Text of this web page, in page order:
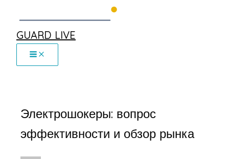
GUARD LIVE
Электрошокеры: вопрос
эффективности и обзор рынка